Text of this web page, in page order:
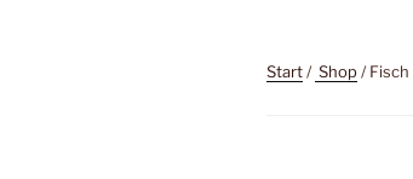
Start/ Shop/ Fisch